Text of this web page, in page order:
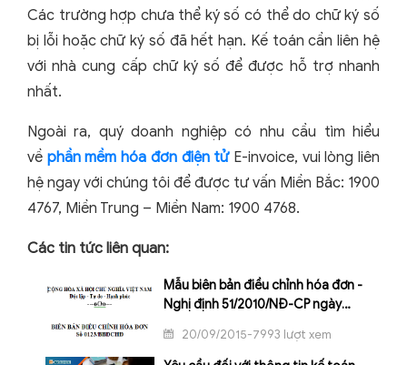
Các trường hợp chưa thể ký số có thể do chữ ký số
bị lỗi hoặc chữ ký số đã hết hạn. Kế toán cần liên hệ
với nhà cung cấp chữ ký số để được hỗ trợ nhanh
nhất.
Ngoài ra, quý doanh nghiệp có nhu cầu tìm hiểu
về phần mềm hóa đơn điện tửE-invoice, vui lòng liên
hệ ngay với chúng tôi để được tư vấn Miền Bắc: 1900
4767, Miền Trung – Miền Nam: 1900 4768.
Các tin tức liên quan:
Mẫu biên bản điều chỉnh hóa đơn -
Nghị định 51/2010/NĐ-CP ngày
20/09/2015-7993 lượt xem